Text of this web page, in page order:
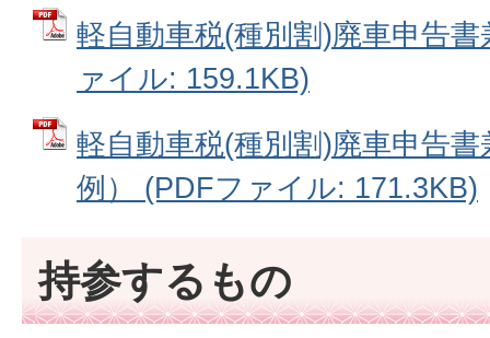
軽自動車税(種別割)廃車申告
ァイル: 159.1KB)
軽自動車税(種別割)廃車申告
例） (PDFファイル: 171.3KB)
持参するもの